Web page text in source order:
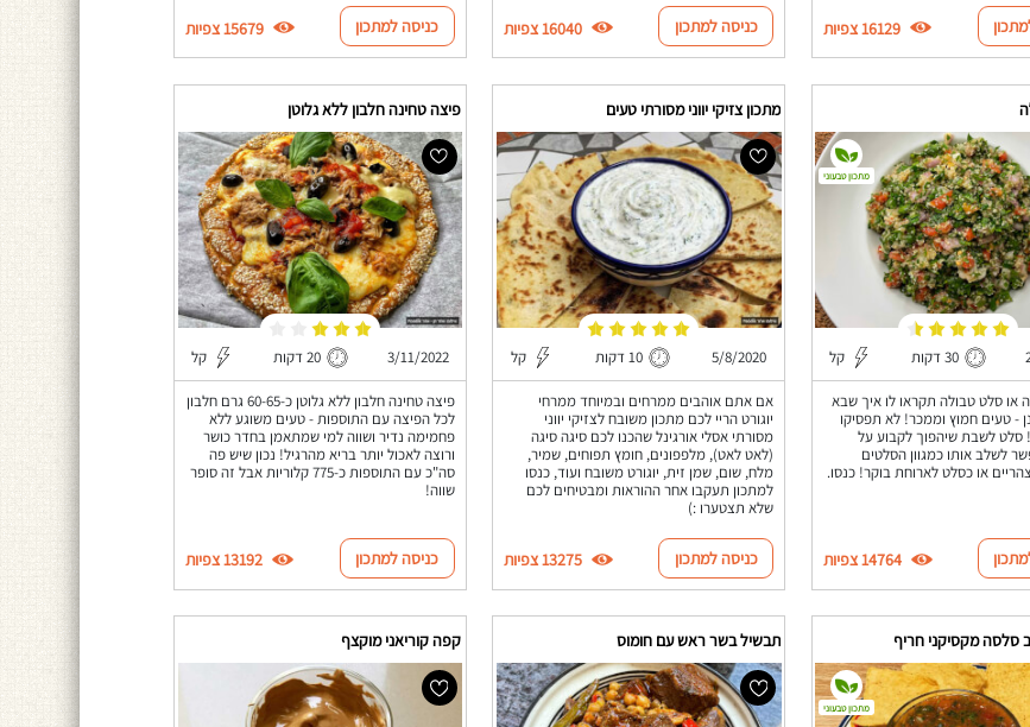
16129 צפיות כניסה למתכון 16040 צפיות כניסה למתכון 15679 צפיות
30 דקות קל
או סלט טבולה תקראו לו איך שבא
- טעים חמוץ וממכר! לא תפסיקו
סלט לשבת שיהפוך לקבוע על
לשלב אותו כמגוון הסלטים
או כסלט לארוחת בוקר! כנסו.
מתכון טבעוני
14764 צפיות
מתכון צזיקי יווני מסורתי טעים
5/8/2020 10 דקות קל
אם אתם אוהבים ממרחים ובמיוחד ממרחי
יוגורט הריי לכם מתכון משובח לצזיקי יווני
מסורתי אסלי אורגינל שהכנו לכם סיגה סיגה
(לאט לאט), מלפפונים, חומץ תפוחים, שמיר,
מלח, שום, שמן זית, יוגורט משובח ועוד, כנסו
למתכון תעקבו אחר ההוראות ומבטיחים לכם
שלא תצטערו :)
כניסה למתכון 13275 צפיות
פיצה טחינה חלבון ללא גלוטן
3/11/2022 20 דקות קל
פיצה טחינה חלבון ללא גלוטן כ-60-65 גרם חלבון
לכל הפיצה עם התוספות - טעים משוגע ללא
פחמימה נדיר ושווה למי שמתאמן בחדר כושר
ורוצה לאכול יותר בריא מהרגיל! נכון שיש פה
סה"כ עם התוספות כ-775 קלוריות אבל זה סופר
שווה!
כניסה למתכון 13192 צפיות
סלסה מקסיקני חריף
מתכון טבעוני
תבשיל בשר ראש עם חומוס קפה קוריאני מוקצף